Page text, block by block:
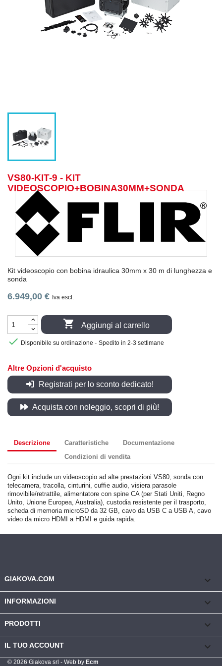
VS80-KIT-9 - KIT
VIDEOSCOPIO+BOBINA30MM+SONDA
Kit videoscopio con bobina idraulica 30mm x 30 m di lunghezza e
sonda
6.949,00 € Iva escl.
 Aggiungi al carrello
 Disponibile su ordinazione - Spedito in 2-3 settimane
Altre Opzioni d'acquisto
Registrati per lo sconto dedicato!
Acquista con noleggio, scopri di più!
Descrizione Caratteristiche
Documentazione
Condizioni di vendita
Ogni kit include un videoscopio ad alte prestazioni VS80, sonda con
telecamera, tracolla, cinturini, cuffie audio, visiera parasole
rimovibile/retrattile, alimentatore con spine CA (per Stati Uniti, Regno
Unito, Unione Europea, Australia), custodia resistente per il trasporto,
scheda di memoria microSD da 32 GB, cavo da USB C a USB A, cavo
video da micro HDMI a HDMI e guida rapida.
GIAKOVA.COM keyboard_arrow_down
INFORMAZIONI 
PRODOTTI 
IL TUO ACCOUNT 
© 2026 Giakova srl - Web by Ecm